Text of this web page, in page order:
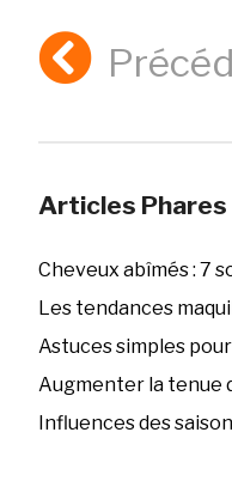
Articles Phares
Cheveux abîmés : 7
Les tendances
Astuces simples
Augmenter la tenue
Influences des